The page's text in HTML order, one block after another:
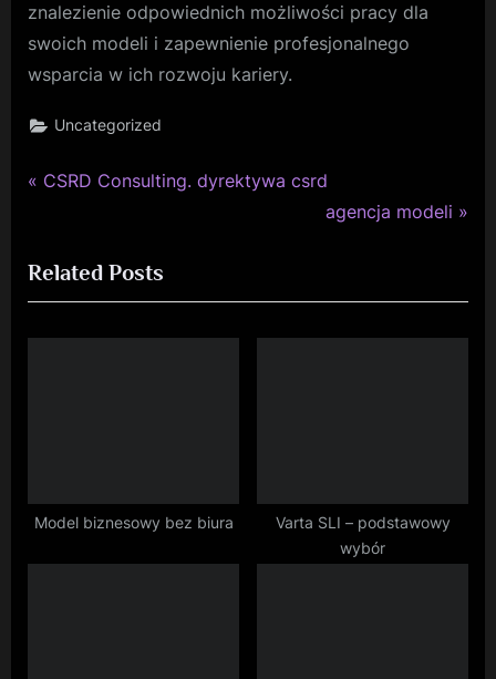
znalezienie odpowiednich możliwości pracy dla
swoich modeli i zapewnienie profesjonalnego
wsparcia w ich rozwoju kariery.
Uncategorized
Nawigacja
P
v
i
o
t
CSRD Consulting. dyrektywa csrd
N
t
P
agencja modeli
Related Posts
Model biznesowy bez biura
Varta SLI – podstawowy
wybór